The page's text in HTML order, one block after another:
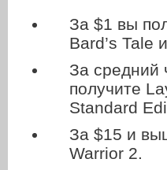
За $1 вы
Bard’s Tale и
За средний
получите
Standard
За $15 и
Warrior 2.